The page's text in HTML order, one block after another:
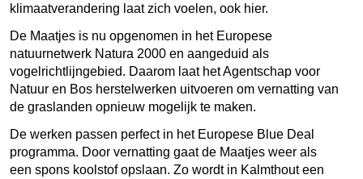
klimaatverandering laat zich voelen, ook hier.
De Maatjes is nu opgenomen in het Europese
natuurnetwerk Natura 2000 en aangeduid als
vogelrichtlijngebied. Daarom laat het Agentschap voor
Natuur en Bos herstelwerken uitvoeren om vernatting van
de graslanden opnieuw mogelijk te maken.
De werken passen perfect in het Europese Blue Deal
programma. Door vernatting gaat de Maatjes weer als
een spons koolstof opslaan. Zo wordt in Kalmthout een